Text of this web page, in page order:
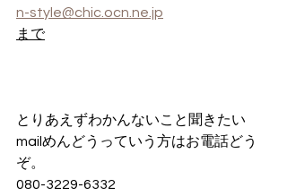
n-style@chic.ocn.ne.jp
まで
とりあえずわかんないこと聞きたい
mailめんどうっていう方はお電話どう
ぞ。
080-3229-6332